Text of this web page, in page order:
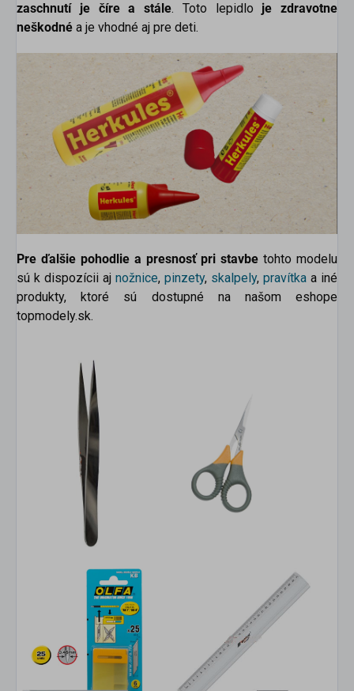
zaschnutí je číre a stále. Toto lepidlo je zdravotne
neškodné a je vhodné aj pre deti.
Pre ďalšie pohodlie a presnosť pri stavbe tohto modelu
sú k dispozícii aj nožnice, pinzety, skalpely, pravítka a iné
produkty, ktoré sú dostupné na našom eshope
topmodely.sk.